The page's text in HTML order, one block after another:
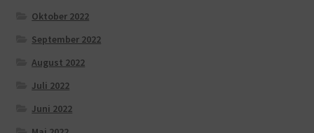
Oktober 2022
September 2022
August 2022
Juli 2022
Juni 2022